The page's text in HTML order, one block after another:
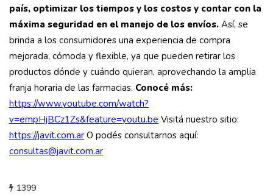
país, optimizar los tiempos y los costos y contar con la
máxima seguridad en el manejo de los envíos. Así, se
brinda a los consumidores una experiencia de compra
mejorada, cómoda y flexible, ya que pueden retirar los
productos dónde y cuándo quieran, aprovechando la amplia
franja horaria de las farmacias. Conocé más:
https://www.youtube.com/watch?
v=empHjBCz1Zs&feature=youtu.be Visitá nuestro sitio:
https://javit.com.ar O podés consultarnos aquí:
consultas@javit.com.ar
1399